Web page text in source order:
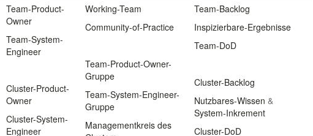
Team-Product-
Owner
Team-System-
Engineer
Cluster-Product-
Owner
Cluster-System-
Engineer
Working-Team
Community-of-Practice
Team-Product-Owner-
Gruppe
Team-System-Engineer-
Gruppe
Managementkreis des
Team-Backlog
Inspizierbare-Ergebnisse
Team-DoD
Cluster-Backlog
Nutzbares-Wissen &
System-Inkrement
Cluster-DoD